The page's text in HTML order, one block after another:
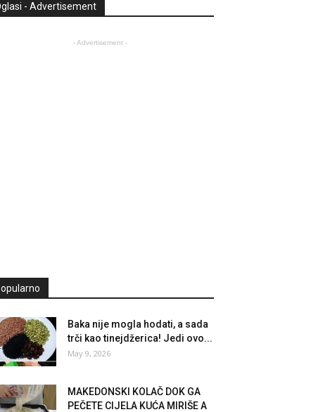
- Advertisement
- Advertisement -
Baka nije mogla hodati, a sada
trči kao tinejdžerica! Jedi ovo...
May 9, 2026
MAKEDONSKI KOLAČ DOK GA
PEČETE CIJELA KUĆA MIRIŠE A